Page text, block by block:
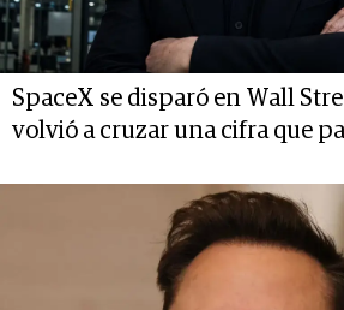
SpaceX se disparó en Wall
volvió a cruzar una cifra que